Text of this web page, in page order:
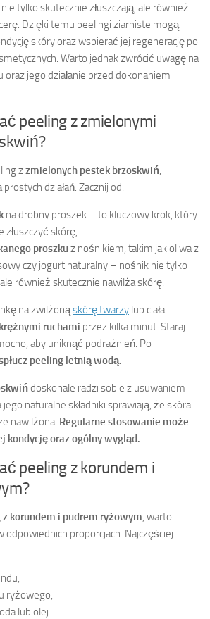
tylko skutecznie złuszczają, ale również
Dzięki temu peelingi ziarniste mogą
skóry oraz wspierać jej regenerację po
Warto jednak zwrócić uwagę na
jego działanie przed dokonaniem
peeling z zmielonymi
zzmielonych pestek brzoskwiń,
działań. Zacznij od:
na drobny proszek – to kluczowy krok, który
złuszczyć skórę,
proszkuz nośnikiem, takim jak oliwa z
czy jogurt naturalny – nośnik nie tylko
ale również skutecznie nawilża skórę.
na zwilżonąskórę twarzy lub ciała i
ruchami przez kilka minut. Staraj
aby uniknąć podrażnień. Po
peeling letnią wodą.
doskonale radzi sobie z usuwaniem
naturalne składniki sprawiają, że skóra
nawilżona. Regularne stosowanie może
kondycję oraz ogólny wygląd.
peeling z korundem i
z korundem i pudrem ryżowym, warto
odpowiednich proporcjach. Najczęściej
ryżowego,
lub olej.